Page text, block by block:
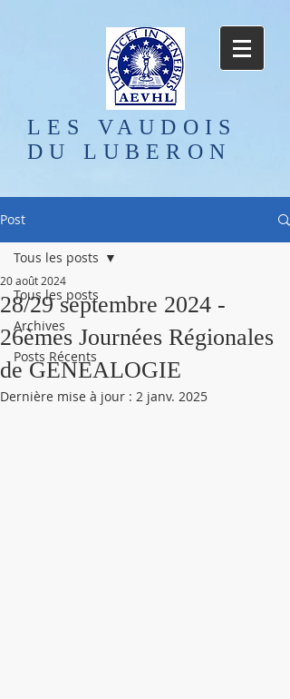
LES VAUDOIS
DU LUBERON
Post
Tous les posts
Archives
Posts Récents
Tous les posts
28/29 septembre 2024 -
26èmes Journées Régionales
de GENEALOGIE
20 août 2024
Dernière mise à jour : 2 janv. 2025